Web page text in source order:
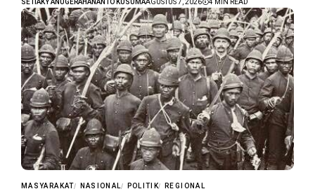
MASYARAKAT NASIONAL POLITIK REGIONAL